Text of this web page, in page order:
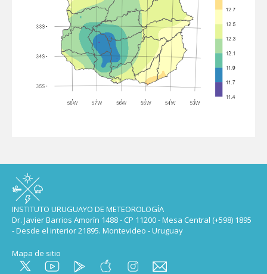
INSTITUTO URUGUAYO DE METEOROLOGÍA
Dr. Javier Barrios Amorín 1488 - CP 11200 - Mesa Central (+598) 1895
- Desde el interior 21895. Montevideo - Uruguay
Mapa de sitio